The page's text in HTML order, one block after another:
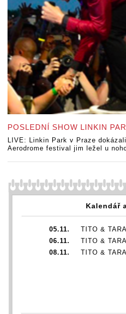
POSLEDNÍ SHOW LINKIN
LIVE: Linkin Park v Praze
Aerodrome festival jim ležel u
Kalendář
05.11.
TITO &
06.11.
TITO &
08.11.
TITO &